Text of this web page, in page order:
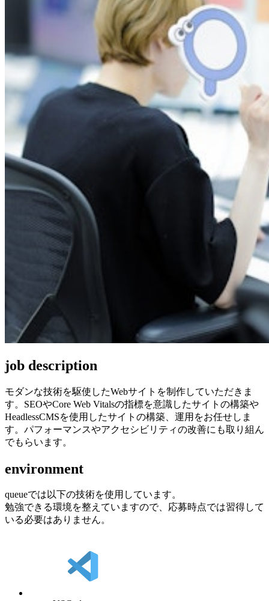
job description
モダンな技術を駆使したWebサイトを制作していただきま
す。SEOやCore Web Vitalsの指標を意識したサイトの構築や
HeadlessCMSを使用したサイトの構築、運用をお任せしま
す。パフォーマンスやアクセシビリティの改善にも取り組ん
でもらいます。
environment
queueでは以下の技術を使用しています。
勉強できる環境を整えていますので、応募時点では習得して
いる必要はありません。